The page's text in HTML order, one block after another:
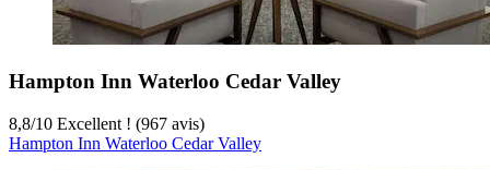
Hampton Inn Waterloo Cedar Valley
8,8/10 Excellent ! (967 avis)
Hampton Inn Waterloo Cedar Valley